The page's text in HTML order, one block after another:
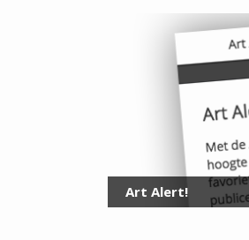
Art Alert!